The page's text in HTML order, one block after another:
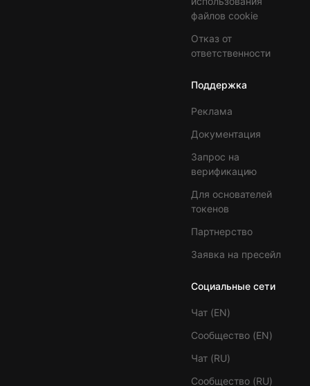
файлов cookie
Отказ от
ответственности
Поддержка
Реклама
Документация
Запрос на
верификацию
Для основателей
токенов
Партнерство
Заявка на пресейл
Социальные сети
Чат (EN)
Сообщество (EN)
Чат (RU)
Сообщество (RU)